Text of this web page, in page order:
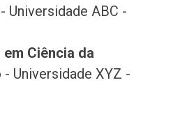
- Universidade ABC -
Ciência da
- Universidade XYZ -